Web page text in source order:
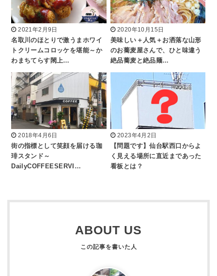
2021年2月9日
名取川のほとりで激うまホワイ
トクリームコロッケを堪能～か
わまちてらす閖上…
2020年10月15日
美味しい＋人気＋お洒落な山形
のお蕎麦屋さんで、ひと味違う
絶品蕎麦と絶品麺…
2018年4月6日
街の指標として笑顔を届ける珈
琲スタンド～
DailyCOFFEESERVI…
2023年4月2日
【問題です】仙台駅西口からよ
く見える場所に直近まであった
看板とは？
ABOUT US